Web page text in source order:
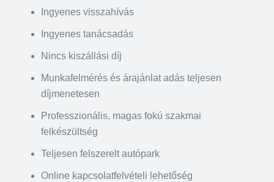
Ingyenes visszahívás
Ingyenes tanácsadás
Nincs kiszállási díj
Munkafelmérés és árajánlat adás teljesen
díjmenetesen
Professzionális, magas fokú szakmai
felkészültség
Teljesen felszerelt autópark
Online kapcsolatfelvételi lehetőség